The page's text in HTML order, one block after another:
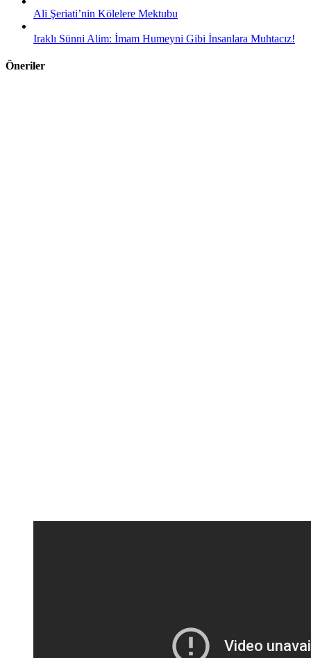
Ali Şeriati’nin Kölelere Mektubu
Iraklı Sünni Alim: İmam Humeyni Gibi İnsanlara Muhtacız!
Öneriler